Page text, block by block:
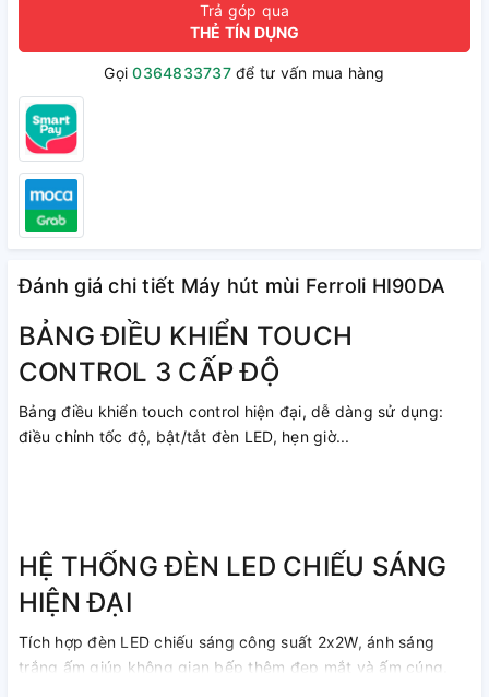
Trả góp qua
THẺ TÍN DỤNG
Gọi0364833737để tư vấn mua hàng
Đánh giá chi tiết Máy hút mùi Ferroli HI90DA
BẢNG ĐIỀU KHIỂN TOUCH
CONTROL 3 CẤP ĐỘ
Bảng điều khiển touch control hiện đại, dễ dàng sử dụng:
điều chỉnh tốc độ, bật/tắt đèn LED, hẹn giờ...
HỆ THỐNG ĐÈN LED CHIẾU SÁNG
HIỆN ĐẠI
Tích hợp đèn LED chiếu sáng công suất 2x2W, ánh sáng
trắng ấm giúp không gian bếp thêm đẹp mắt và ấm cúng.